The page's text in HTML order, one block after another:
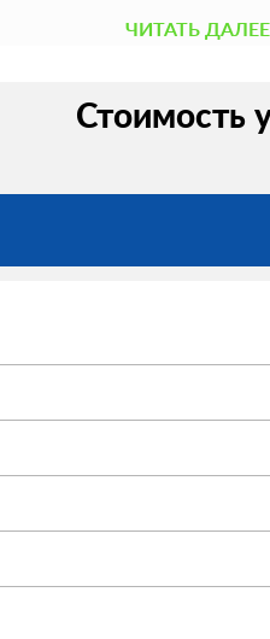
ЧИТАТЬ ДАЛЕЕ
Стоимость